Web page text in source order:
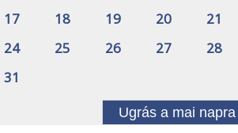
17
18 19 20 21
24
25 26 27 28
31
Ugrás a mai napra